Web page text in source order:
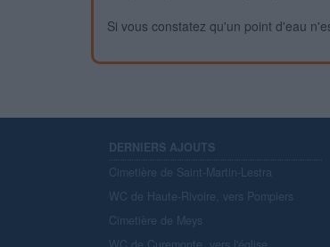
Si vous constatez qu'un point d'eau
DERNIERS AJOUTS
Cimetière de Saint-Martin-Lestra
WC de Haute-Rivoire, vers Pompiers
Cimetière de Meys